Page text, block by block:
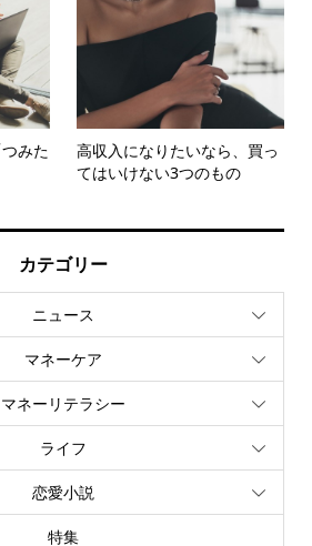
みた
高収入になりたいなら、買っ
てはいけない3つのもの
カテゴリー
ニュース
マネーケア
マネーリテラシー
ライフ
恋愛小説
特集